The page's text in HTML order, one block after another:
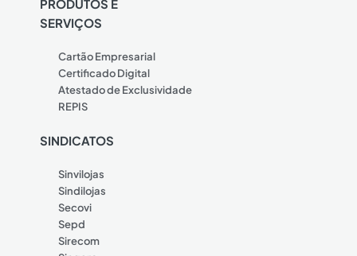
PRODUTOS E
SERVIÇOS
Cartão Empresarial
Certificado Digital
Atestado de Exclusividade
REPIS
SINDICATOS
Sinvilojas
Sindilojas
Secovi
Sepd
Sirecom